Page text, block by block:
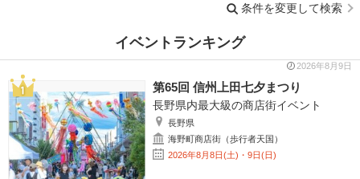
条件を変更して検索
イベントランキング
2026年8月9日
第65回 信州上田七夕まつり
長野県内最大級の商店街イベント
長野県
海野町商店街（歩行者天国）
2026年8月8日(土)・9日(日)